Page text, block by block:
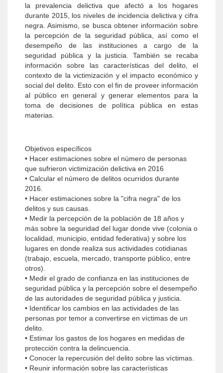
la prevalencia delictiva que afectó a los hogares
durante 2015, los niveles de incidencia delictiva y cifra
negra. Asimismo, se busca obtener información sobre
la percepción de la seguridad pública, así como el
desempeño de las instituciones a cargo de la
seguridad pública y la justicia. También se recaba
información sobre las características del delito, el
contexto de la victimización y el impacto económico y
social del delito. Esto con el fin de proveer información
al público en general y generar elementos para la
toma de decisiones de política pública en estas
materias.
Objetivos específicos
• Hacer estimaciones sobre el número de personas
que sufrieron victimización delictiva en 2016
• Calcular el número de delitos ocurridos durante
2016.
• Hacer estimaciones sobre la "cifra negra" de los
delitos y sus causas.
• Medir la percepción de la población de 18 años y
más sobre la seguridad del lugar donde vive (colonia o
localidad, municipio, entidad federativa) y sobre los
lugares en donde realiza sus actividades cotidianas
(trabajo, escuela, mercado, transporte público, entre
otros).
• Medir el grado de confianza en las instituciones de
seguridad pública y la percepción sobre el desempeño
de las autoridades de seguridad pública y justicia.
• Identificar los cambios en las actividades de las
personas por temor a convertirse en víctimas de un
delito.
• Estimar los gastos de los hogares en medidas de
protección contra la delincuencia.
• Conocer la repercusión del delito sobre las víctimas.
• Reunir información sobre las características